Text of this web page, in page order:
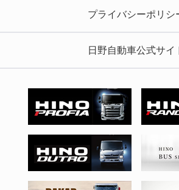
プライバシーポリシ
日野自動車公式サイ